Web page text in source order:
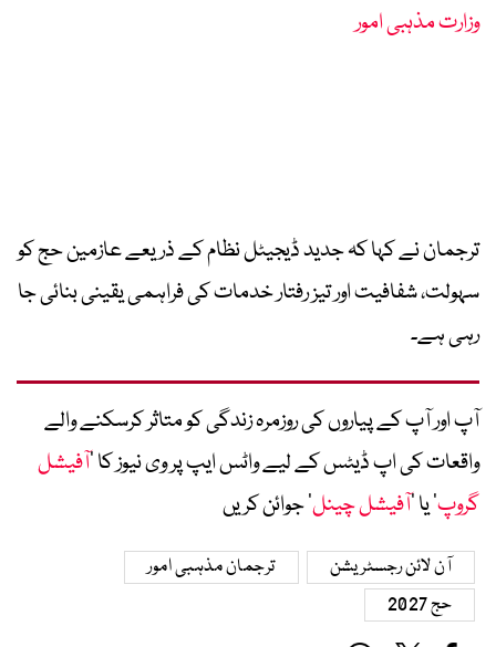
وزارت مذہبی امور
ترجمان نے کہا کہ جدید ڈیجیٹل نظام کے ذریعے عازمین حج کو
سہولت، شفافیت اور تیز رفتار خدمات کی فراہمی یقینی بنائی جا
رہی ہے۔
آپ اور آپ کے پیاروں کی روزمرہ زندگی کو متاثر کرسکنے والے
واقعات کی اپ ڈیٹس کے لیے واٹس ایپ پر وی نیوز کا ’آفیشل
گروپ‘ یا ’آفیشل چینل‘ جوائن کریں
آن لائن رجسٹریشن
ترجمان مذہبی امور
حج 2027